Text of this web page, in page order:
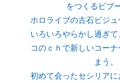
をつくるビブ
ホロライブの古石ビジ
いろいろやらかし過ぎ
コのｃｈで新しいコー
まう。
初めて会ったセシリア